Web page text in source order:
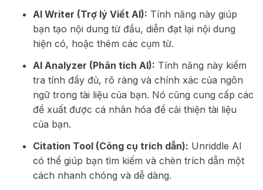
AI Writer (Trợ lý Viết AI): Tính năng này giúp
bạn tạo nội dung từ đầu, diễn đạt lại nội dung
hiện có, hoặc thêm các cụm từ.
AI Analyzer (Phân tích AI): Tính năng này kiểm
tra tính đầy đủ, rõ ràng và chính xác của ngôn
ngữ trong tài liệu của bạn. Nó cũng cung cấp các
đề xuất được cá nhân hóa để cải thiện tài liệu
của bạn.
Citation Tool (Công cụ trích dẫn): Unriddle AI
có thể giúp bạn tìm kiếm và chèn trích dẫn một
cách nhanh chóng và dễ dàng.